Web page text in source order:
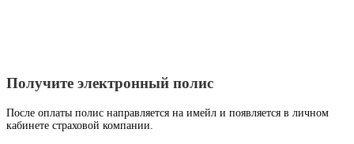
Получите электронный полис
После оплаты полис направляется на имейл и появляется в личном
кабинете страховой компании.